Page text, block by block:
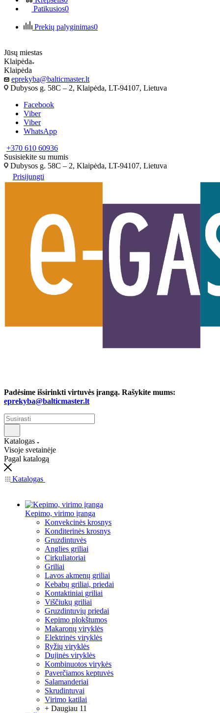
Patikusios0
Prekių palyginimas0
Jūsų miestas
Klaipėda
Klaipėda
eprekyba@balticmaster.lt
Dubysos g. 58C – 2, Klaipėda, LT-94107, Lietuva
Facebook
Viber
Viber
WhatsApp
+370 610 60936
Susisiekite su mumis
Dubysos g. 58C – 2, Klaipėda, LT-94107, Lietuva
Prisijungti
Padėsime išsirinkti virtuvės įrangą. Rašykite mums:
eprekyba@balticmaster.lt
Katalogas
Visoje svetainėje
Pagal katalogą
Katalogas
Kepimo, virimo įranga
Konvekcinės krosnys
Konditerinės krosnys
Gruzdintuvės
Anglies griliai
Cirkuliatoriai
Griliai
Lavos akmenų griliai
Kebabų griliai, priedai
Kontaktiniai griliai
Viščiukų griliai
Gruzdintuvių priedai
Kepimo plokštumos
Makaronų viryklės
Elektrinės viryklės
Ryžių viryklės
Dujinės viryklės
Kombinuotos virykės
Paverčiamos keptuvės
Salamanderiai
Skrudintuvai
Virimo katilai
+ Daugiau 11